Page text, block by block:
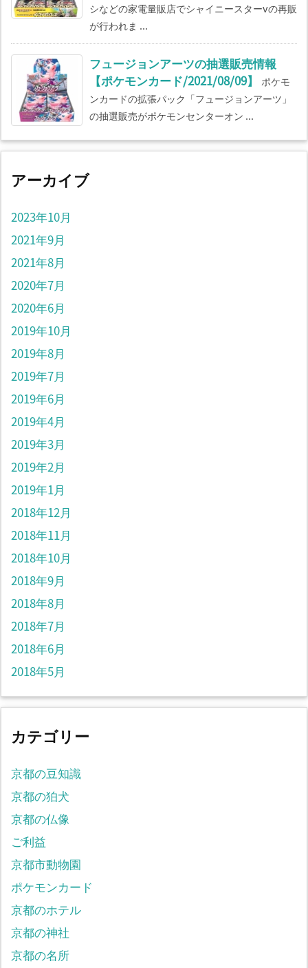
シなどの家電量販店でシャイニースターvの再販
が行われま ...
フュージョンアーツの抽選販売情報
【ポケモンカード/2021/08/09】
ポケモ
ンカードの拡張パック「フュージョンアーツ」
の抽選販売がポケモンセンターオン ...
アーカイブ
2023年10月
2021年9月
2021年8月
2020年7月
2020年6月
2019年10月
2019年8月
2019年7月
2019年6月
2019年4月
2019年3月
2019年2月
2019年1月
2018年12月
2018年11月
2018年10月
2018年9月
2018年8月
2018年7月
2018年6月
2018年5月
カテゴリー
京都の豆知識
京都の狛犬
京都の仏像
ご利益
京都市動物園
ポケモンカード
京都のホテル
京都の神社
京都の名所